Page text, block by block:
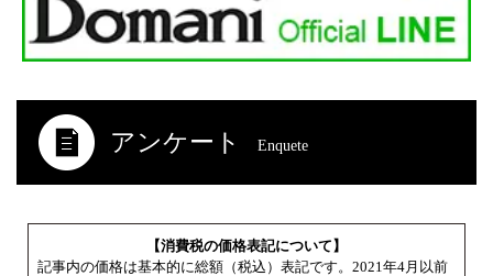
アンケート Enquete
【消費税の価格表記について】
記事内の価格は基本的に総額（税込）表記です。2021年4月以前